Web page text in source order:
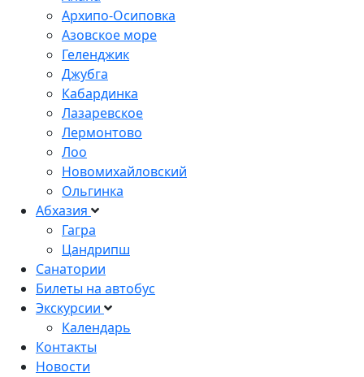
Архипо-Осиповка
Азовское море
Геленджик
Джубга
Кабардинка
Лазаревское
Лермонтово
Лоо
Новомихайловский
Ольгинка
Абхазия
Гагра
Цандрипш
Санатории
Билеты на автобус
Экскурсии
Календарь
Контакты
Новости